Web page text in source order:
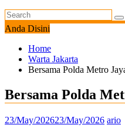
Anda Disini
Home
Warta Jakarta
Bersama Polda Metro
Bersama Polda
23/May/202623/May/2026 ario